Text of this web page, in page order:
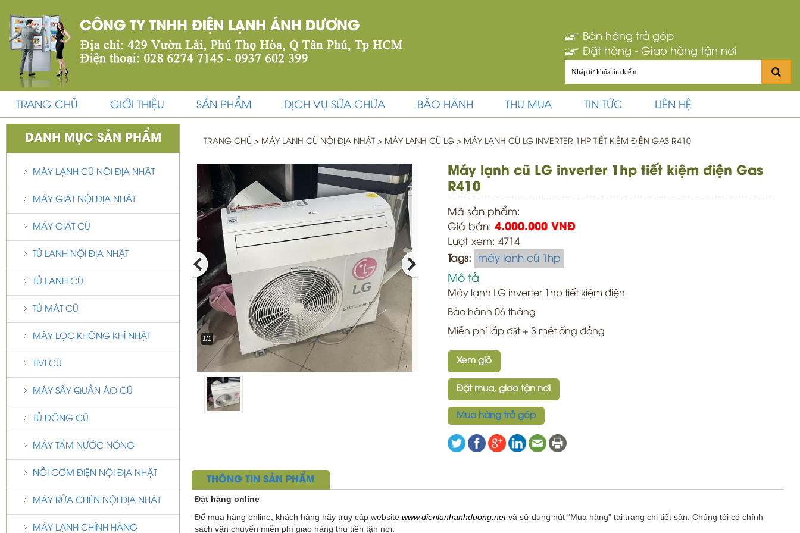
Bán hàng trả góp
Đặt hàng - Giao hàng tận nơi
TRANG CHỦ GIỚI THIỆU SẢN PHẨM DỊCH VỤ SỮA CHỮA BẢO HÀNH THU MUA TIN TỨC LIÊN HỆ
DANH MỤC SẢN PHẨM
MÁY LẠNH CŨ NỘI ĐỊA NHẬT
MÁY GIẶT NỘI ĐỊA NHẬT
MÁY GIẶT CŨ
TỦ LẠNH NỘI ĐỊA NHẬT
TỦ LẠNH CŨ
TỦ MÁT CŨ
MÁY LỌC KHÔNG KHÍ NHẬT
TIVI CŨ
MÁY SẤY QUẦN ÁO CŨ
TỦ ĐÔNG CŨ
MÁY TẮM NƯỚC NÓNG
NỒI CƠM ĐIỆN NỘI ĐỊA NHẬT
MÁY RỬA CHÉN NỘI ĐỊA NHẬT
MÁY LẠNH CHÍNH HÃNG
TRANG CHỦ > MÁY LẠNH CŨ NỘI ĐỊA NHẬT > MÁY LẠNH CŨ LG > MÁY LẠNH CŨ LG INVERTER 1HP TIẾT KIỆM ĐIỆN GAS R410
1/1
Máy lạnh cũ LG inverter 1hp tiết kiệm điện Gas
R410
Mã sản phẩm:
Giá bán: 4.000.000 VNĐ
Lượt xem: 4714
Tags:
máy lạnh cũ 1hp
Mô tả
Máy lạnh LG inverter 1hp tiết kiệm điện
Bảo hành 06 tháng
Miễn phí lắp đặt + 3 mét ống đồng
Xem giỏ
Đặt mua, giao tận nơi
Mua hàng trả góp
THÔNG TIN SẢN PHẨM
Đặt hàng online
Để mua hàng online, khách hàng hãy truy cập website www.dienlanhanhduong.netvà sử dụng nút "Mua hàng" tại trang chi tiết sản. Chúng tôi có chính
sách vận chuyển miễn phí giao hàng thu tiền tận nơi.